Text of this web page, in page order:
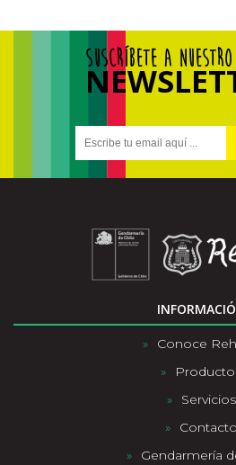
SUSCRÍBETE A NUESTRO
Conoce
Servicios
Contacto
Gendarmería